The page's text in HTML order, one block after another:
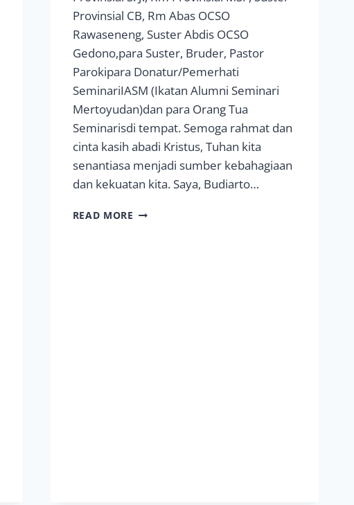
Provinsial CB, Rm Abas OCSO
Rawaseneng, Suster Abdis OCSO
Gedono,para Suster, Bruder, Pastor
Parokipara Donatur/Pemerhati
SeminariIASM (Ikatan Alumni Seminari
Mertoyudan)dan para Orang Tua
Seminarisdi tempat. Semoga rahmat dan
cinta kasih abadi Kristus, Tuhan kita
senantiasa menjadi sumber kebahagiaan
dan kekuatan kita. Saya, Budiarto…
READ MORE SAPAAN